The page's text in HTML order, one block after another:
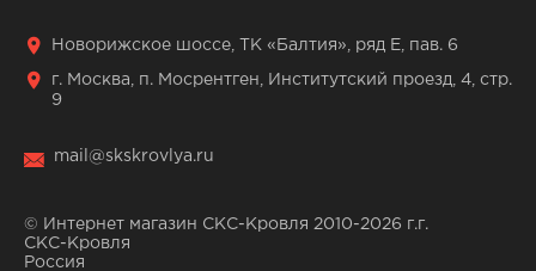
Новорижское шоссе, ТК «Балтия», ряд Е, пав. 6
г. Москва, п. Мосрентген, Институтский проезд, 4, стр.
9
mail@skskrovlya.ru
© Интернет магазин СКС-Кровля 2010-2026 г.г.
СКС-Кровля
Россия